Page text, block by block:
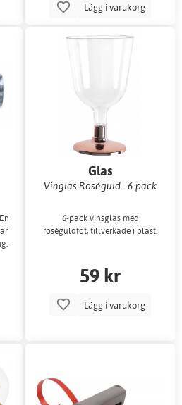
Lägg i varukorg
Glas
Vinglas Roséguld - 6-pack
6-pack vinsglas med
roséguldfot, tillverkade i plast.
59 kr
Lägg i varukorg